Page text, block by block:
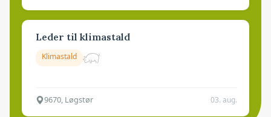
Leder til klimastald
Klimastald
9670, Løgstør 03. aug.